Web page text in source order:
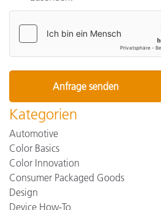
Kategorien
Automotive
Color Basics
Color Innovation
Consumer Packaged Goods
Design
Device How-To